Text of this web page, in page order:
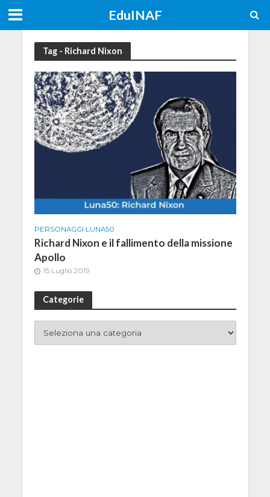
EduINAF
Tag - Richard Nixon
PERSONAGGI•LUNA50
Richard Nixon e il fallimento della missione
Apollo
15 Luglio 2019
Categorie